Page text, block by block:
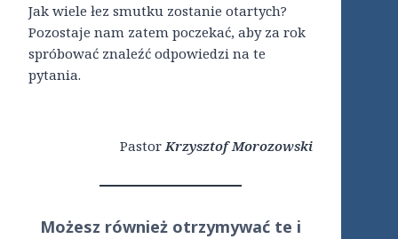
Jak wiele łez smutku zostanie otartych?
Pozostaje nam zatem poczekać, aby za rok
spróbować znaleźć odpowiedzi na te
pytania.
PastorKrzysztof Morozowski
Możesz również otrzymywać te i